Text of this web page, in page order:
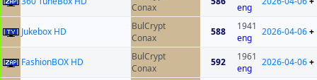
Conax
eng
Jukebox HD
BulCrypt
Conax
588
1941
eng
2026-04-06+
FashionBOX HD
BulCrypt
Conax
592
1961
eng
2026-04-06+